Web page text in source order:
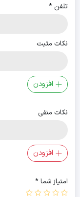
تلفن *
نکات مثبت
افزودن
نکات منفی
افزودن
امتیاز شما*